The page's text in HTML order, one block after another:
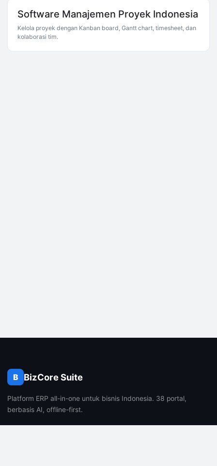
Software Manajemen Proyek Indonesia
Kelola proyek dengan Kanban board, Gantt chart, timesheet, dan
kolaborasi tim.
B BizCore Suite
Platform ERP all-in-one untuk bisnis Indonesia. 38 portal,
berbasis AI, offline-first.